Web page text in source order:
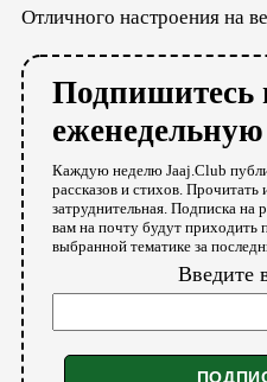
Отличного настроения на
Подпишитесь
Каждую неделю Jaaj.Club
рассказов и стихов. Прочитать
затруднительная. Подписка на
вам на почту будут приходить
выбранной тематике за
Введите